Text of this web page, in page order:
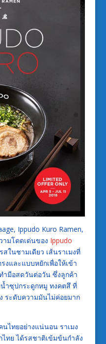
Ippudo Kuro Ramen,
ามโดดเด่นของ Ippudo
ในชามเดียว เส้นราเมงที่
งและแบบหยักเพื่อให้เข้า
ำมือสดวันต่อวัน ซึ่งลูกค้า
น้ำซุปกระดูกหมู ทงคตสึ ที่
ระดับความมันไม่ค่อยมาก
นไทยอย่างแน่นอน ราเมง
ทย ได้รสชาติเข้มข้นกำลัง